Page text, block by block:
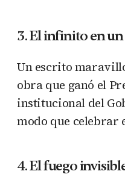
3. El infinito en
Un escrito
obra que ganó el
institucional del
modo que celebrar
4. El fuego